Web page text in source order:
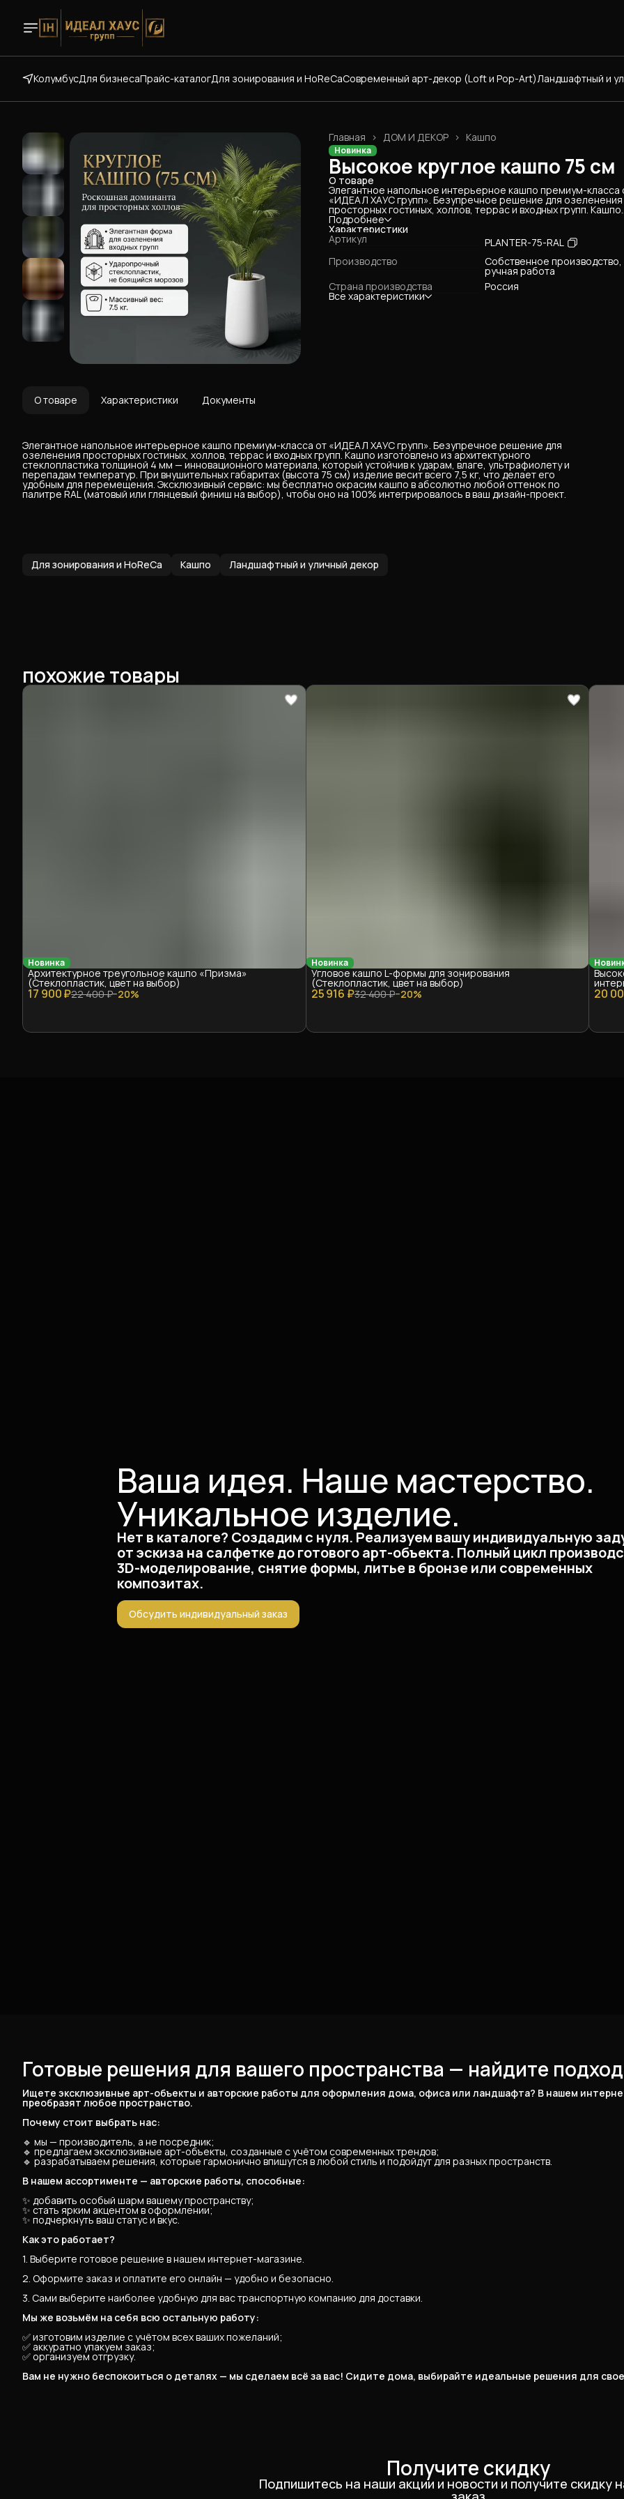
КолумбусДля бизнесаПрайс-каталогДля зонирования и HoReCaСовременный арт-декор (Loft и Pop-Art)Ландшафтный и
Кашпо
ДОМ И ДЕКОР ›
Главная ›
Новинка
Высокое круглое кашпо 75 см
О товаре
Элегантное напольное интерьерное кашпо премиум-класса
«ИДЕАЛ ХАУС групп». Безупречное решение для озеленения
просторных гостиных, холлов, террас и входных групп. Кашпо
изготовлено из архитектурного стеклопластика толщиной 4
— инновационного материала, который устойчив к ударам,
влаге, ультрафиолету и перепадам температур. При
внушительных габаритах (высота 75 см) изделие весит всего
кг, что делает его удобным для перемещения. Эксклюзивный
сервис: мы бесплатно окрасим кашпо в абсолютно любой
оттенок по палитре RAL (матовый или глянцевый финиш на
выбор), чтобы оно на 100% интегрировалось в ваш дизайн-
проект.
Подробнее
Характеристики
Артикул
PLANTER-75-RAL
Производство
Собственное производство,
ручная работа
Страна производства
Россия
Все характеристики
О товаре Характеристики Документы
Элегантное напольное интерьерное кашпо премиум-класса от «ИДЕАЛ ХАУС групп». Безупречное решение для
озеленения просторных гостиных, холлов, террас и входных групп. Кашпо изготовлено из архитектурного
стеклопластика толщиной 4 мм — инновационного материала, который устойчив к ударам, влаге, ультрафиолету и
перепадам температур. При внушительных габаритах (высота 75 см) изделие весит всего 7,5 кг, что делает его
удобным для перемещения. Эксклюзивный сервис: мы бесплатно окрасим кашпо в абсолютно любой оттенок по
палитре RAL (матовый или глянцевый финиш на выбор), чтобы оно на 100% интегрировалось в ваш дизайн-проект.
Для зонирования и HoReCa Кашпо Ландшафтный и уличный декор
похожие товары
Новинка
17 900 ₽22 400 ₽−20%
Архитектурное треугольное кашпо «Призма»
(Стеклопластик, цвет на выбор)
Новинка
25 916 ₽32 400 ₽−20%
Угловое кашпо L-формы для зонирования
(Стеклопластик, цвет на выбор)
20
Ваша идея. Наше мастерство.
Уникальное изделие.
Нет в каталоге? Создадим с нуля. Реализуем вашу индивидуальную
от эскиза на салфетке до готового арт-объекта. Полный цикл
3D-моделирование, снятие формы, литье в бронзе или современных
композитах.
Обсудить индивидуальный заказ
Готовые решения для вашего пространства — найдите
Ищете эксклюзивные арт-объекты и авторские работы для оформления дома, офиса или ландшафта? В нашем
преобразят любое пространство.
Почему стоит выбрать нас:
🔹 мы — производитель, а не посредник;
🔹 предлагаем эксклюзивные арт-объекты, созданные с учётом современных трендов;
🔹 разрабатываем решения, которые гармонично впишутся в любой стиль и подойдут для разных пространств.
В нашем ассортименте — авторские работы, способные:
✨ добавить особый шарм вашему пространству;
✨ стать ярким акцентом в оформлении;
✨ подчеркнуть ваш статус и вкус.
Как это работает?
1. Выберите готовое решение в нашем интернет-магазине.
2. Оформите заказ и оплатите его онлайн — удобно и безопасно.
3. Сами выберите наиболее удобную для вас транспортную компанию для доставки.
Мы же возьмём на себя всю остальную работу:
✅ изготовим изделие с учётом всех ваших пожеланий;
✅ аккуратно упакуем заказ;
✅ организуем отгрузку.
Вам не нужно беспокоиться о деталях — мы сделаем всё за вас! Сидите дома, выбирайте идеальные решения для
Получите скидку
Подпишитесь на наши акции и новости и получите скидку